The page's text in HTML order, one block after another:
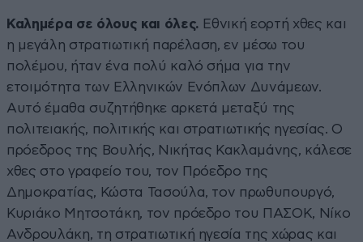
Καλημέρα σε όλους και όλες. Εθνική εορτή χθες και
η μεγάλη στρατιωτική παρέλαση, εν μέσω του
πολέμου, ήταν ένα πολύ καλό σήμα για την
ετοιμότητα των Ελληνικών Ενόπλων Δυνάμεων.
Αυτό έμαθα συζητήθηκε αρκετά μεταξύ της
πολιτειακής, πολιτικής και στρατιωτικής ηγεσίας. Ο
πρόεδρος της Βουλής, Νικήτας Κακλαμάνης, κάλεσε
χθες στο γραφείο του, τον Πρόεδρο της
Δημοκρατίας, Κώστα Τασούλα, τον πρωθυπουργό,
Κυριάκο Μητσοτάκη, τον πρόεδρο του ΠΑΣΟΚ, Νίκο
Ανδρουλάκη, τη στρατιωτική ηγεσία της χώρας και